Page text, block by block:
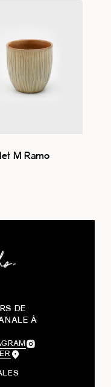
M Ramo
DE
À